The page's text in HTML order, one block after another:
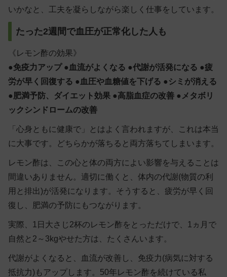
いかなと、工夫を凝らしながら楽しく仕事をしています。
たった2週間で血圧が正常化した人も
《レモン酢の効果》
●免疫力アップ ● 血流がよくなる ●代謝が活発になる ●疲
労が早く回復する ● 血圧や血糖値を下げる ● シミが消える
● 肥満予防、ダイエット効果 ●高脂血症の改善 ● メタボリ
ックシンドロームの改善
「心身ともに健康で」とはよく言われますが、これは本当
に大事です。どちらかが落ちると両方落ちてしまいます。
レモン酢は、この心と体の両方によい影響を与えることは
間違いありません。適切に働くと、体内の代謝(物質の利
用と排出)が活発になります。そうすると、疲労が早く回
復し、肥満の予防にもつながります。
実際、1日大さじ2杯のレモン酢をとっただけで、1ヵ月で
自然と2～3kgやせた方は、たくさんいます。
代謝がよくなると、血流が改善し、免疫力(病気に対する
抵抗力)もアップします。50年レモン酢を続けている私